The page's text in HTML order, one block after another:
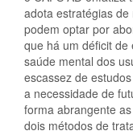
adota estratégias
podem optar por
que há um déficit
saúde mental dos
escassez de
a necessidade de
forma abrangente
dois métodos de